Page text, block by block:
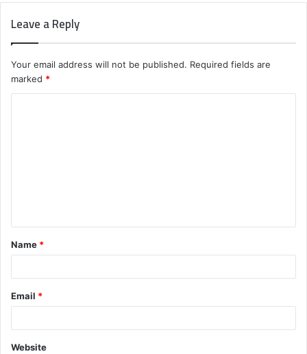
Leave a Reply
Your email address will not be published. Required fields are
marked *
t
*
Name *
Email *
Website